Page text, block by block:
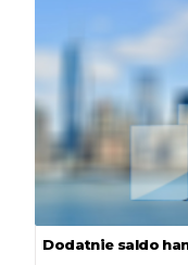
Dodatnie saldo